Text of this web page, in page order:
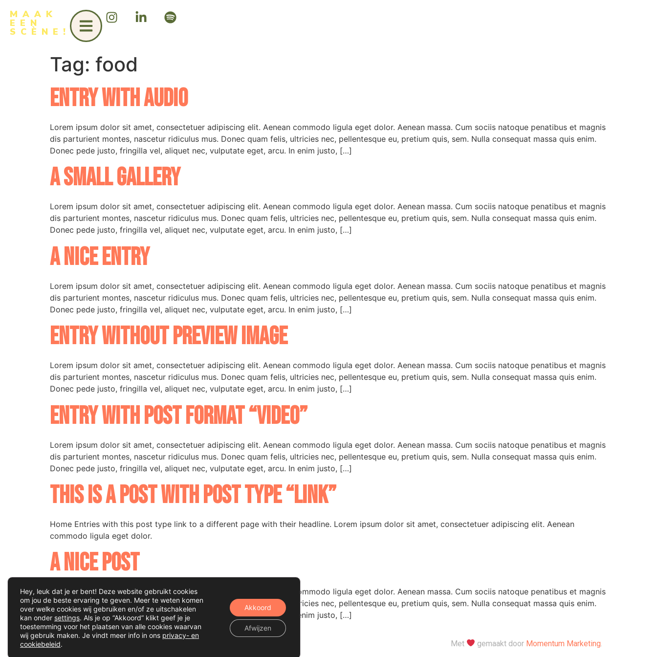
MAAK
EEN
SCÈNE!
Tag: food
Entry with Audio
Lorem ipsum dolor sit amet, consectetuer adipiscing elit. Aenean commodo ligula eget dolor. Aenean massa. Cum sociis natoque penatibus et magnis
dis parturient montes, nascetur ridiculus mus. Donec quam felis, ultricies nec, pellentesque eu, pretium quis, sem. Nulla consequat massa quis enim.
Donec pede justo, fringilla vel, aliquet nec, vulputate eget, arcu. In enim justo, […]
A small gallery
Lorem ipsum dolor sit amet, consectetuer adipiscing elit. Aenean commodo ligula eget dolor. Aenean massa. Cum sociis natoque penatibus et magnis
dis parturient montes, nascetur ridiculus mus. Donec quam felis, ultricies nec, pellentesque eu, pretium quis, sem. Nulla consequat massa quis enim.
Donec pede justo, fringilla vel, aliquet nec, vulputate eget, arcu. In enim justo, […]
A nice entry
Lorem ipsum dolor sit amet, consectetuer adipiscing elit. Aenean commodo ligula eget dolor. Aenean massa. Cum sociis natoque penatibus et magnis
dis parturient montes, nascetur ridiculus mus. Donec quam felis, ultricies nec, pellentesque eu, pretium quis, sem. Nulla consequat massa quis enim.
Donec pede justo, fringilla vel, aliquet nec, vulputate eget, arcu. In enim justo, […]
Entry without preview image
Lorem ipsum dolor sit amet, consectetuer adipiscing elit. Aenean commodo ligula eget dolor. Aenean massa. Cum sociis natoque penatibus et magnis
dis parturient montes, nascetur ridiculus mus. Donec quam felis, ultricies nec, pellentesque eu, pretium quis, sem. Nulla consequat massa quis enim.
Donec pede justo, fringilla vel, aliquet nec, vulputate eget, arcu. In enim justo, […]
Entry with Post Format “Video”
Lorem ipsum dolor sit amet, consectetuer adipiscing elit. Aenean commodo ligula eget dolor. Aenean massa. Cum sociis natoque penatibus et magnis
dis parturient montes, nascetur ridiculus mus. Donec quam felis, ultricies nec, pellentesque eu, pretium quis, sem. Nulla consequat massa quis enim.
Donec pede justo, fringilla vel, aliquet nec, vulputate eget, arcu. In enim justo, […]
This is a post with post type “Link”
Home Entries with this post type link to a different page with their headline. Lorem ipsum dolor sit amet, consectetuer adipiscing elit. Aenean
commodo ligula eget dolor.
A nice post
Lorem ipsum dolor sit amet, consectetuer adipiscing elit. Aenean commodo ligula eget dolor. Aenean massa. Cum sociis natoque penatibus et magnis
dis parturient montes, nascetur ridiculus mus. Donec quam felis, ultricies nec, pellentesque eu, pretium quis, sem. Nulla consequat massa quis enim.
Donec pede justo, fringilla vel, aliquet nec, vulputate eget, arcu. In enim justo, […]
2026 | Copyright © Maak een scène | Met gemaakt door Momentum Marketing
Hey, leuk dat je er bent! Deze website gebruikt cookies
om jou de beste ervaring te geven. Meer te weten komen
over welke cookies wij gebruiken en/of ze uitschakelen
kan onder settings. Als je op “Akkoord” klikt geef je je
toestemming voor het plaatsen van alle cookies waarvan
wij gebruik maken. Je vindt meer info in ons privacy- en
cookiebeleid.
Akkoord
Afwijzen